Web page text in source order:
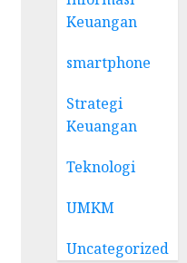
Keuangan
smartphone
Strategi
Keuangan
Teknologi
UMKM
Uncategorized